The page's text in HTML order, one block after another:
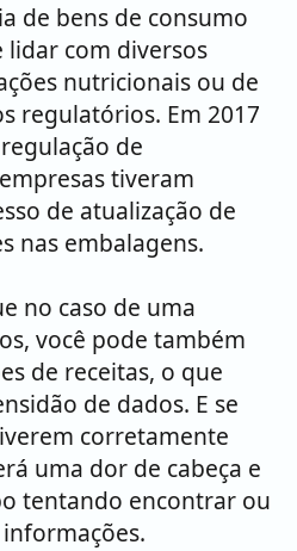
de bens de consumo
lidar com diversos
nutricionais ou de
regulatórios. Em 2017
de
tiveram
de atualização de
nas embalagens.
no caso de uma
você pode também
de receitas, o que
de dados. E se
corretamente
uma dor de cabeça e
tentando encontrar ou